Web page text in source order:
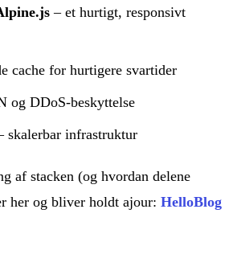
– et hurtigt, responsivt
cache for hurtigere svartider
og DDoS-beskyttelse
skalerbar infrastruktur
af stacken (og hvordan delene
her og bliver holdt ajour: HelloBlog